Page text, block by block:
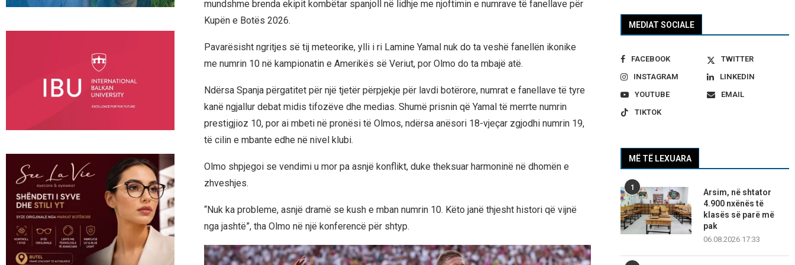
mundshme brenda ekipit kombëtar spanjoll në lidhje me njoftimin e numrave të fanellave për
Kupën e Botës 2026.
Pavarësisht ngritjes së tij meteorike, ylli i ri Lamine Yamal nuk do ta veshë fanellën ikonike
me numrin 10 në kampionatin e Amerikës së Veriut, por Olmo do ta mbajë atë.
Ndërsa Spanja përgatitet për një tjetër përpjekje për lavdi botërore, numrat e fanellave të tyre
kanë ngjallur debat midis tifozëve dhe medias. Shumë prisnin që Yamal të merrte numrin
prestigjioz 10, por ai mbeti në pronësi të Olmos, ndërsa anësori 18-vjeçar zgjodhi numrin 19,
të cilin e mbante edhe në nivel klubi.
Olmo shpjegoi se vendimi u mor pa asnjë konflikt, duke theksuar harmoninë në dhomën e
zhveshjes.
“Nuk ka probleme, asnjë dramë se kush e mban numrin 10. Këto janë thjesht histori që vijnë
nga jashtë”, tha Olmo në një konferencë për shtyp.
MEDIAT SOCIALE
FACEBOOK
TWITTER
INSTAGRAM
LINKEDIN
YOUTUBE
EMAIL
TIKTOK
MË TË LEXUARA
1
Arsim, në shtator
4.900 nxënës të
klasës së parë më
pak
06.08.2026 17:33